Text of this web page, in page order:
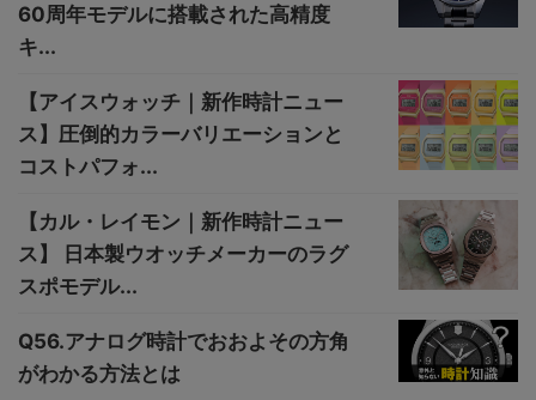
60周年モデルに搭載された高精度
キ...
【アイスウォッチ｜新作時計ニュー
ス】圧倒的カラーバリエーションと
コストパフォ...
【カル・レイモン｜新作時計ニュー
ス】 日本製ウオッチメーカーのラグ
スポモデル...
Q56.アナログ時計でおおよその方角
がわかる方法とは